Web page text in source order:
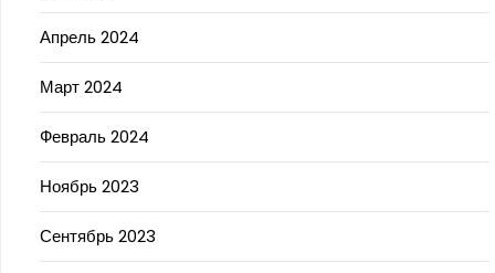
Апрель 2024
Март 2024
Февраль 2024
Ноябрь 2023
Сентябрь 2023